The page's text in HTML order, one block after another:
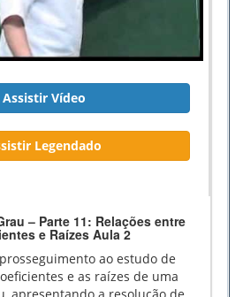
Assistir Vídeo
Legendado
– Parte 11: Relações entre
e Raízes Aula 2
ao estudo de
e as raízes de uma